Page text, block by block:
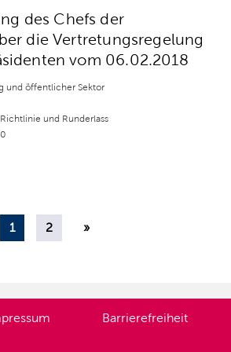
des Chefs der
die Vertretungsregelung
vom 06.02.2018
und öffentlicher Sektor
und Runderlass
1 2 »
Barrierefreiheit